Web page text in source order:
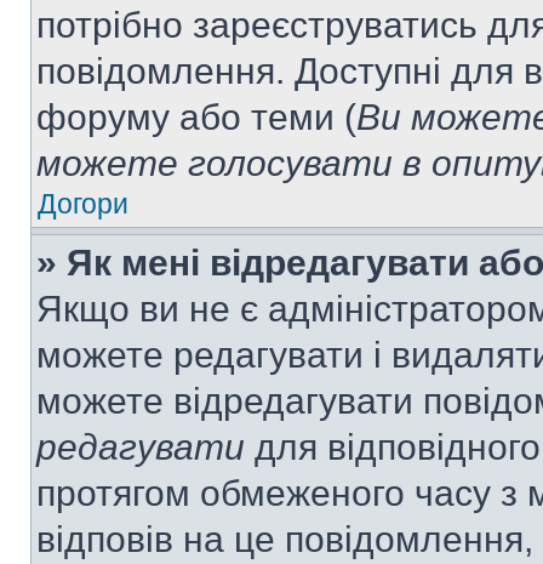
потрібно зареєструватись
повідомлення. Доступні для
форуму або теми (Ви
можете голосувати в
Догори
» Як мені відредагувати
Якщо ви не є
можете редагувати і
можете відредагувати
редагувати для
протягом обмеженого часу
відповів на це